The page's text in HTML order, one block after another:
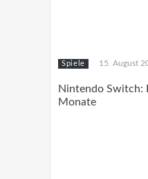
Spiele 15. August
Nintendo Switch:
Monate